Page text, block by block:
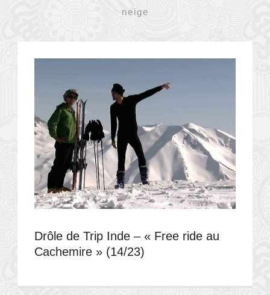
neige
Drôle de Trip Inde – « Free ride au
Cachemire » (14/23)